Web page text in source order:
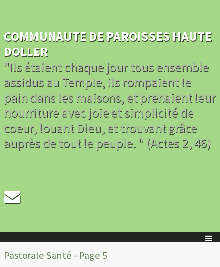
COMMUNAUTE DE PAROISSES HAUTE
DOLLER
"Ils étaient chaque jour tous ensemble
assidus au Temple, ils rompaient le
pain dans les maisons, et prenaient leur
nourriture avec joie et simplicité de
coeur, louant Dieu, et trouvant grâce
auprès de tout le peuple. " (Actes 2, 46)
Pastorale Santé - Page 5